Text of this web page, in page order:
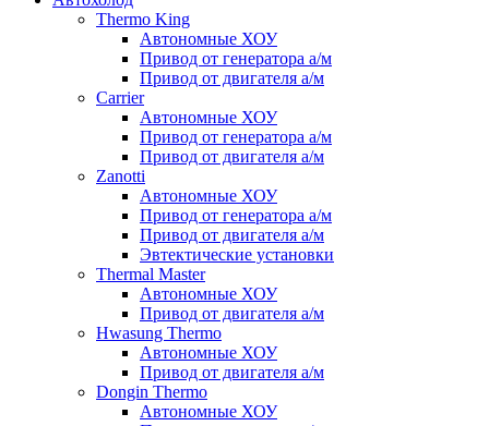
Thermo King
Автономные ХОУ
Привод от генератора а/м
Привод от двигателя а/м
Carrier
Автономные ХОУ
Привод от генератора а/м
Привод от двигателя а/м
Zanotti
Автономные ХОУ
Привод от генератора а/м
Привод от двигателя а/м
Эвтектические установки
Thermal Master
Автономные ХОУ
Привод от двигателя а/м
Hwasung Thermo
Автономные ХОУ
Привод от двигателя а/м
Dongin Thermo
Автономные ХОУ